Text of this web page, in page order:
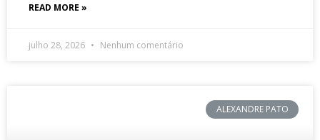
READ MORE »
julho 28, 2026 Nenhum comentário
ALEXANDRE PATO